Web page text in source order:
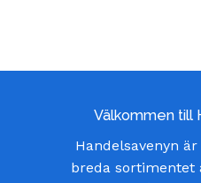
Välkommen till
Handelsavenyn
breda sortimentet